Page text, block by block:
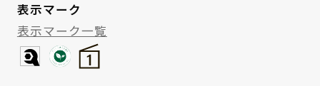
表示マーク
表示マーク一覧